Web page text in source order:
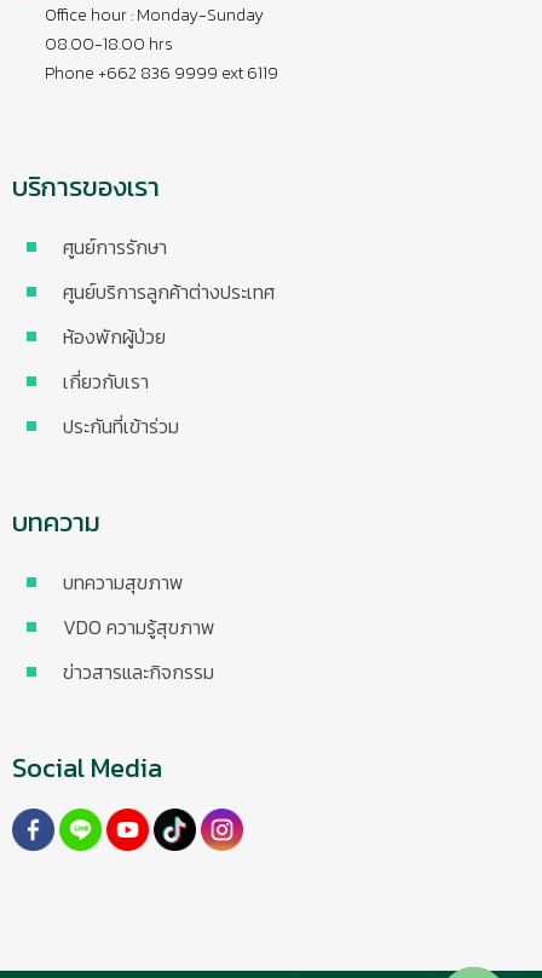
Office hour : Monday-Sunday
08.00-18.00 hrs
Phone +662 836 9999 ext 6119
บริการของเรา
ศูนย์การรักษา
ศูนย์บริการลูกค้าต่างประเทศ
ห้องพักผู้ป่วย
เกี่ยวกับเรา
ประกันที่เข้าร่วม
บทความ
บทความสุขภาพ
VDO ความรู้สุขภาพ
ข่าวสารและกิจกรรม
Social Media